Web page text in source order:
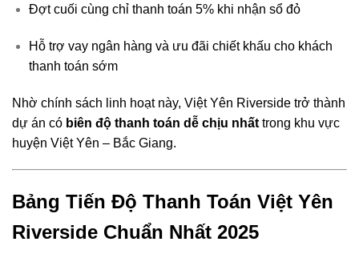
Đợt cuối cùng chỉ thanh toán 5% khi nhận sổ đỏ
Hỗ trợ vay ngân hàng và ưu đãi chiết khấu cho khách
thanh toán sớm
Nhờ chính sách linh hoạt này, Việt Yên Riverside trở thành
dự án có biên độ thanh toán dễ chịu nhất trong khu vực
huyện Việt Yên – Bắc Giang.
Bảng Tiến Độ Thanh Toán Việt Yên
Riverside Chuẩn Nhất 2025